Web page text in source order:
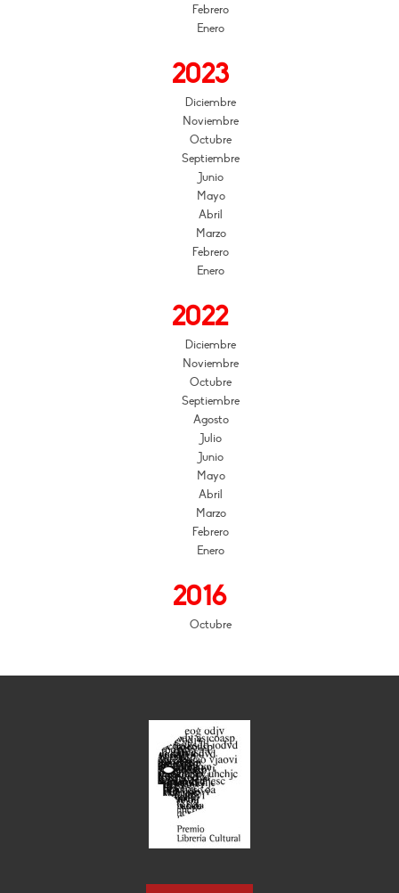
Febrero
Enero
2023
Diciembre
Noviembre
Octubre
Septiembre
Junio
Mayo
Abril
Marzo
Febrero
Enero
2022
Diciembre
Noviembre
Octubre
Septiembre
Agosto
Julio
Junio
Mayo
Abril
Marzo
Febrero
Enero
2016
Octubre